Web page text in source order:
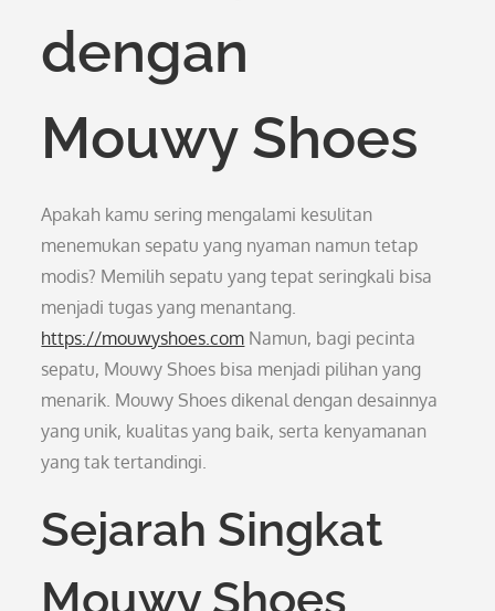
dengan
Mouwy Shoes
Apakah kamu sering mengalami kesulitan
menemukan sepatu yang nyaman namun tetap
modis? Memilih sepatu yang tepat seringkali bisa
menjadi tugas yang menantang.
https://mouwyshoes.com Namun, bagi pecinta
sepatu, Mouwy Shoes bisa menjadi pilihan yang
menarik. Mouwy Shoes dikenal dengan desainnya
yang unik, kualitas yang baik, serta kenyamanan
yang tak tertandingi.
Sejarah Singkat
Mouwy Shoes